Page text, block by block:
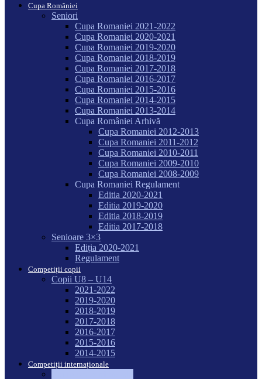
Cupa României
Seniori
Cupa Romaniei 2021-2022
Cupa Romaniei 2020-2021
Cupa Romaniei 2019-2020
Cupa Romaniei 2018-2019
Cupa Romaniei 2017-2018
Cupa Romaniei 2016-2017
Cupa Romaniei 2015-2016
Cupa Romaniei 2014-2015
Cupa Romaniei 2013-2014
Cupa României Arhivă
Cupa Romaniei 2012-2013
Cupa Romaniei 2011-2012
Cupa Romaniei 2010-2011
Cupa Romaniei 2009-2010
Cupa Romaniei 2008-2009
Cupa Romaniei Regulament
Editia 2020-2021
Editia 2019-2020
Editia 2018-2019
Editia 2017-2018
Senioare 3×3
Ediția 2020-2021
Regulament
Competiții copii
Copii U8 – U14
2021-2022
2019-2020
2018-2019
2017-2018
2016-2017
2015-2016
2014-2015
Competiții internaționale